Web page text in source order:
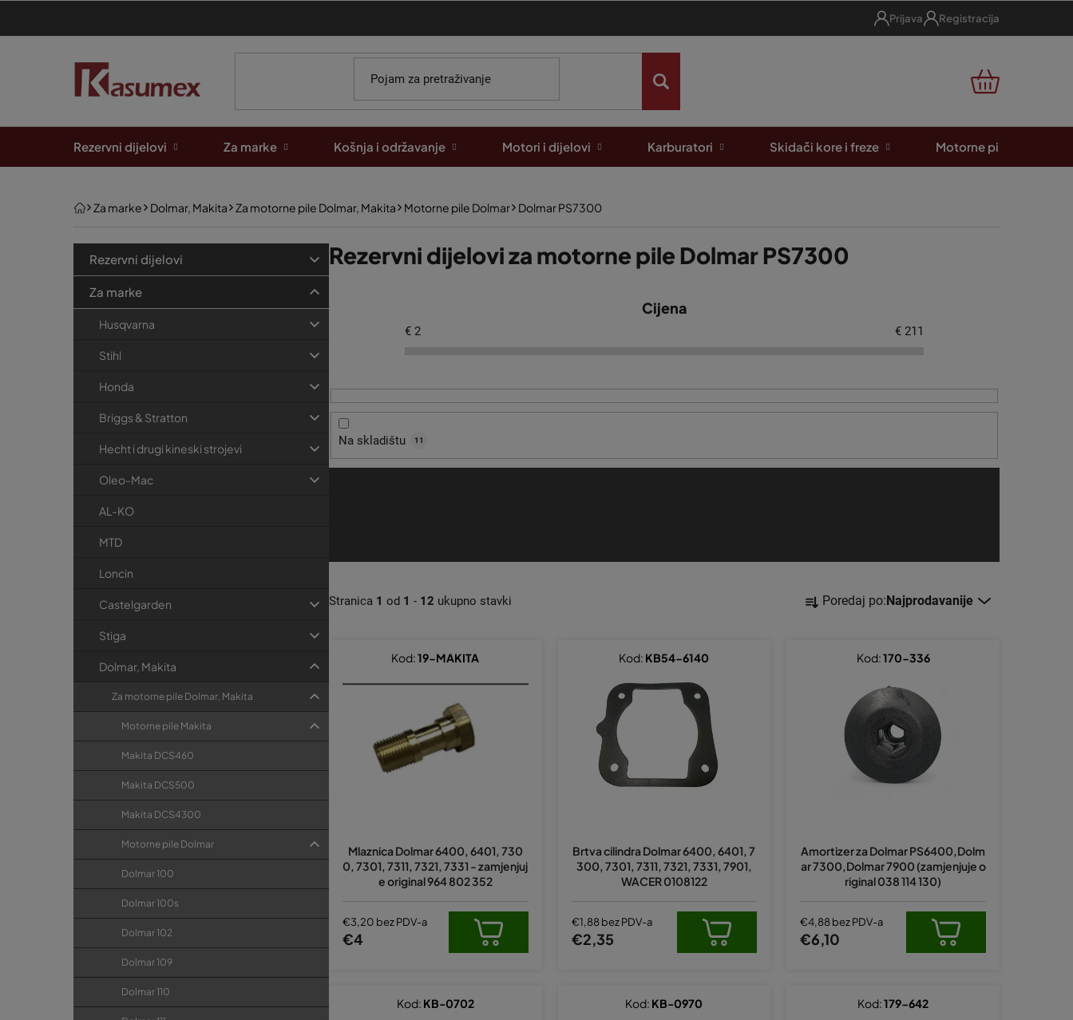
sadržaj
Prijava Registracija
KOŠARICA
Rezervni dijelovi Za marke Košnja i održavanje Motori i dijelovi Karburatori Skidači kore i freze Motorne pile
Početna
Za marke Dolmar, Makita Za motorne pile Dolmar, Makita Motorne pile Dolmar Dolmar PS7300
okategorije
a
e
Rezervni dijelovi
Za marke
Husqvarna
Stihl
Honda
Briggs & Stratton
Hecht i drugi kineski strojevi
Oleo-Mac
AL-KO
MTD
Loncin
Castelgarden
Stiga
Dolmar, Makita
Za motorne pile Dolmar, Makita
Motorne pile Makita
Makita DCS460
Makita DCS500
Makita DCS4300
Motorne pile Dolmar
Dolmar 100
Dolmar 100s
Dolmar 102
Dolmar 109
Dolmar 110
Rezervni dijelovi za motorne pile Dolmar PS7300
Stranica 1 od 1 - 12 ukupno stavki
S
o
o
i
v
o
Poredaj po:Najprodavanije
Cijena
€ 2 € 211
Na skladištu 11
o
s
p
o
i
d
Mlaznica Dolmar 6400, 6401, 730
0, 7301, 7311, 7321, 7331 - zamjenjuj
e original 964 802 352
€3,20 bez PDV-a
€4
Kod:19-MAKITA
Brtva cilindra Dolmar 6400, 6401, 7
300, 7301, 7311, 7321, 7331, 7901,
WACER 0108122
€1,88 bez PDV-a
€2,35
Kod: KB54-6140
Amortizer za Dolmar PS6400,Dolm
ar 7300,Dolmar 7900 (zamjenjuje o
riginal 038 114 130)
€4,88 bez PDV-a
€6,10
Kod:170-336
Kod: KB-0702 Kod: KB-0970 Kod:179-642